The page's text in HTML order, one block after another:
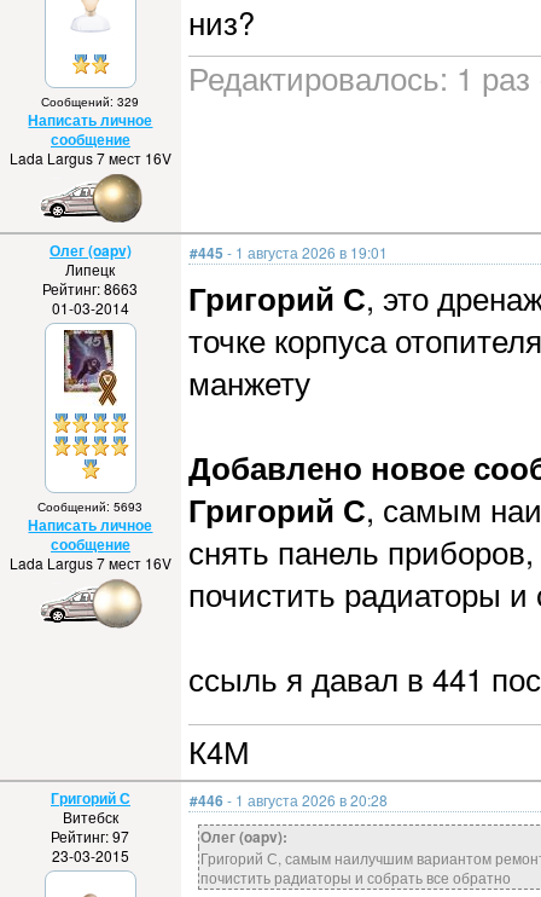
Сообщений: 329
Написать личное
сообщение
Lada Largus 7 мест 16V
низ?
Редактировалось: 1
Олег (oapv)
Липецк
Рейтинг: 8663
01-03-2014
Сообщений: 5693
Написать личное
сообщение
Lada Largus 7 мест 16V
#445 - 1 августа 2026 в 19:01
Григорий С, это
точке корпуса
манжету
Добавлено новое
Григорий С, самым
снять панель
почистить радиаторы и
ссыль я давал в 441
К4М
Григорий С
Витебск
Рейтинг: 97
23-03-2015
#446- 1 августа 2026 в 20:28
Олег (oapv):
Григорий С, самым наилучшим вариантом
почистить радиаторы и собрать все обратно